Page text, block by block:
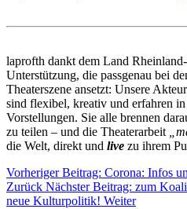
laprofth dankt dem Land
Unterstützung, die passgenau bei
Theaterszene ansetzt: Unsere
sind flexibel, kreativ und erfahren
Vorstellungen. Sie alle brennen
zu teilen – und die Theaterarbeit
die Welt, direkt und live zu ihrem
Vorheriger Beitrag: Corona: Infos
Zurück Nächster Beitrag: zum
neue Kulturpolitik! Weiter